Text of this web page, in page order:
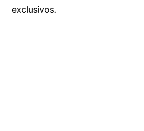
exclusivos.